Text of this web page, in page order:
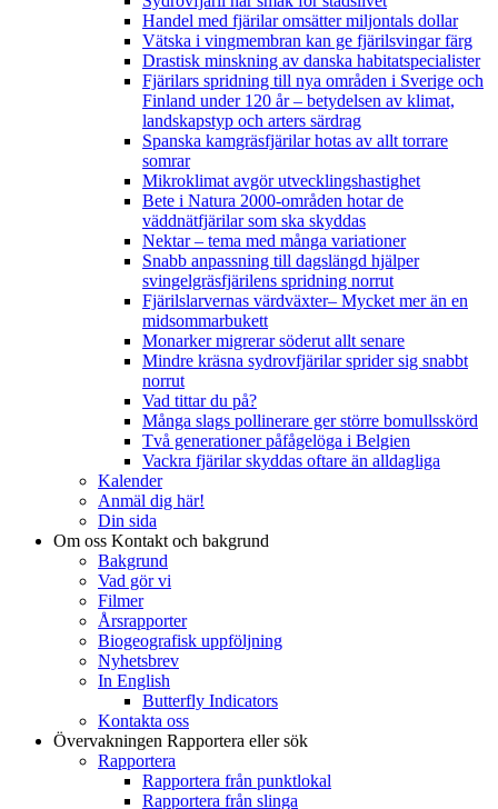
Handel med fjärilar omsätter miljontals dollar
Vätska i vingmembran kan ge fjärilsvingar färg
Drastisk minskning av danska habitatspecialister
Fjärilars spridning till nya områden i Sverige och
Finland under 120 år– betydelsen av klimat,
landskapstyp och arters särdrag
Spanska kamgräsfjärilar hotas av allt torrare
somrar
Mikroklimat avgör utvecklingshastighet
Bete i Natura 2000-områden hotar de
väddnätfjärilar som ska skyddas
Nektar – tema med många variationer
Snabb anpassning till dagslängd hjälper
svingelgräsfjärilens spridning norrut
Fjärilslarvernas värdväxter– Mycket mer än en
midsommarbukett
Monarker migrerar söderut allt senare
Mindre kräsna sydrovfjärilar sprider sig snabbt
norrut
Vad tittar du på?
Många slags pollinerare ger större bomullsskörd
Två generationer påfågelöga i Belgien
Vackra fjärilar skyddas oftare än alldagliga
Kalender
Anmäl dig här!
Din sida
Om oss Kontakt och bakgrund
Bakgrund
Vad gör vi
Filmer
Årsrapporter
Biogeografisk uppföljning
Nyhetsbrev
In English
Butterfly Indicators
Kontakta oss
Övervakningen Rapportera eller sök
Rapportera
Rapportera från punktlokal
Rapportera från slinga